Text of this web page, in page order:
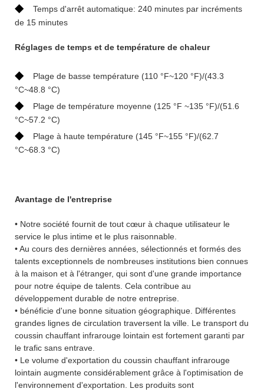
◆
Temps d'arrêt automatique: 240 minutes par incréments
de 15 minutes
Réglages de temps et de température de chaleur
◆
Plage de basse température (110 °F~120 °F)/(43.3
°C~48.8 °C)
◆
Plage de température moyenne (125 °F ~135 °F)/(51.6
°C~57.2 °C)
◆
Plage à haute température (145 °F~155 °F)/(62.7
°C~68.3 °C)
Avantage de l'entreprise
• Notre société fournit de tout cœur à chaque utilisateur le
service le plus intime et le plus raisonnable.
• Au cours des dernières années, sélectionnés et formés des
talents exceptionnels de nombreuses institutions bien connues
à la maison et à l'étranger, qui sont d'une grande importance
pour notre équipe de talents. Cela contribue au
développement durable de notre entreprise.
• bénéficie d'une bonne situation géographique. Différentes
grandes lignes de circulation traversent la ville. Le transport du
coussin chauffant infrarouge lointain est fortement garanti par
le trafic sans entrave.
• Le volume d'exportation du coussin chauffant infrarouge
lointain augmente considérablement grâce à l'optimisation de
l'environnement d'exportation. Les produits sont